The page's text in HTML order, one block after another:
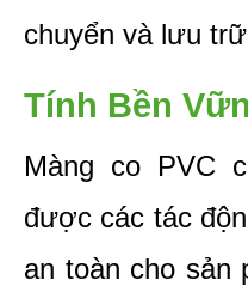
chuyển và lưu
Tính Bền
Màng co PVC
được các tác
an toàn cho sản